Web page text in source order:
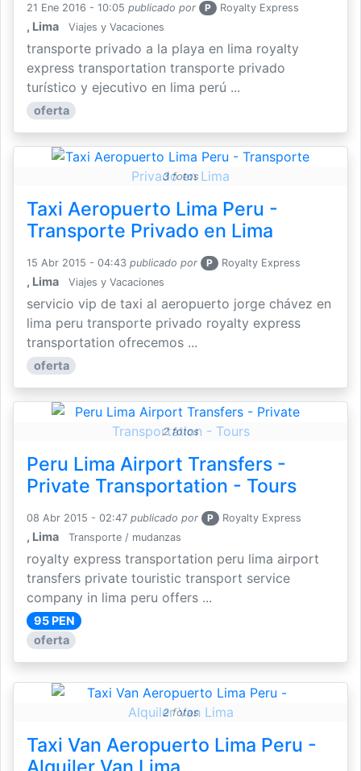
21 Ene 2016 - 10:05 publicado por P Royalty Express
, Lima Viajes y Vacaciones
transporte privado a la playa en lima royalty
express transportation transporte privado
turístico y ejecutivo en lima perú ...
oferta
3 fotos
Taxi Aeropuerto Lima Peru -
Transporte Privado en Lima
15 Abr 2015 - 04:43 publicado por P Royalty Express
, Lima Viajes y Vacaciones
servicio vip de taxi al aeropuerto jorge chávez en
lima peru transporte privado royalty express
transportation ofrecemos ...
oferta
2 fotos
Peru Lima Airport Transfers -
Private Transportation - Tours
08 Abr 2015 - 02:47 publicado por P Royalty Express
, Lima Transporte / mudanzas
royalty express transportation peru lima airport
transfers private touristic transport service
company in lima peru offers ...
95 PEN
oferta
2 fotos
Taxi Van Aeropuerto Lima Peru -